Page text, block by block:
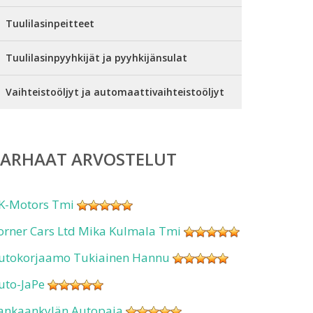
Tuulilasinpeitteet
Tuulilasinpyyhkijät ja pyyhkijänsulat
Vaihteistoöljyt ja automaattivaihteistoöljyt
ARVOSTELUT
Motors Tmi
Cars Ltd Mika Kulmala Tmi
Tukiainen Hannu
JaPe